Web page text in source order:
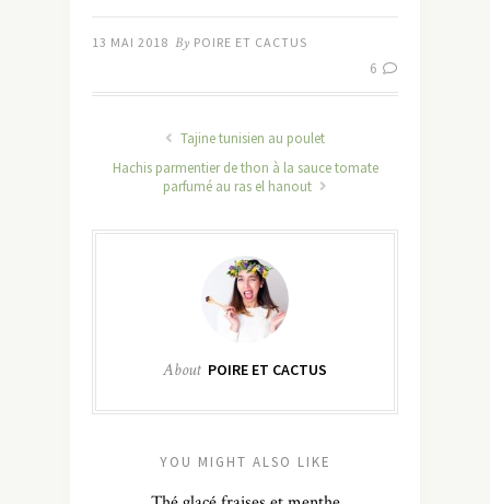
13 MAI 2018 By POIRE ET CACTUS
6
Tajine tunisien au poulet
Hachis parmentier de thon à la sauce tomate
parfumé au ras el hanout
About POIRE ET CACTUS
YOU MIGHT ALSO LIKE